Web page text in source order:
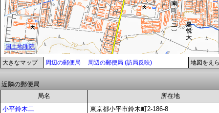
大きなマップ 周辺の郵便局 周辺の郵便局 (訪局反映) 地図をえ
近隣の郵便局
局名
所在地
小平鈴木二
東京都小平市鈴木町2-186-8